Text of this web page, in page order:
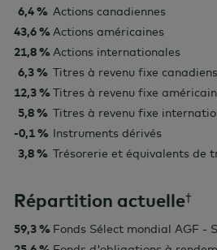
6,4 % Actions canadiennes
43,6 %Actions américaines
21,8 %Actions internationales
6,3 % Titres à revenu fixe canadiens
12,3 %Titres à revenu fixe
5,8 % Titres à revenu fixe
-0,1 % Instruments dérivés
3,8 % Trésorerie et équivalents de
Répartition actuelle†
59,3 % Fonds Sélect mondial AGF -